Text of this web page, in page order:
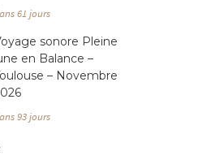
61 jours
sonore Pleine
en Balance –
– Novembre
93 jours